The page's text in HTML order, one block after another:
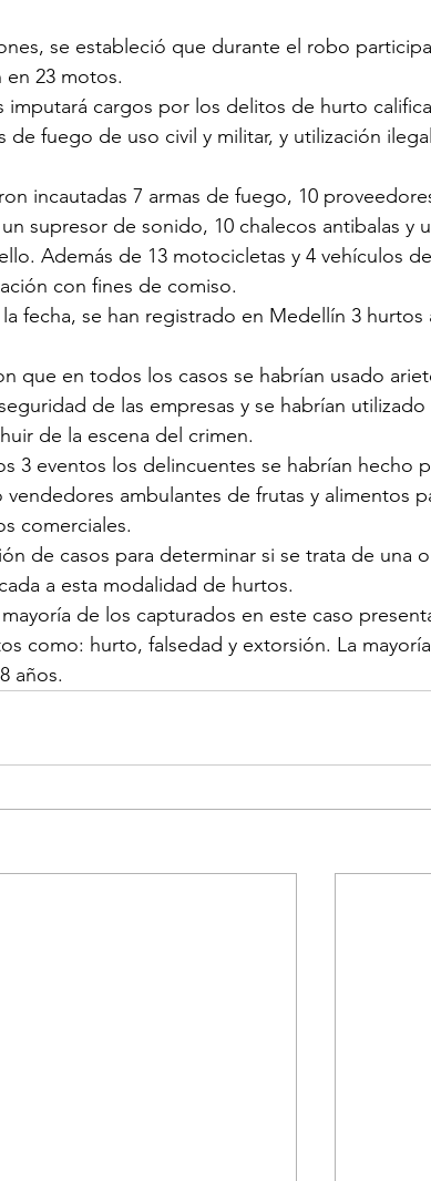
se estableció que durante el robo
23 motos.
imputará cargos por los delitos de hurto
de fuego de uso civil y militar, y utilización
incautadas 7 armas de fuego, 10
supresor de sonido, 10 chalecos antibalas y
Además de 13 motocicletas y 4 vehículos
con fines de comiso.
fecha, se han registrado en Medellín 3 hurtos
que en todos los casos se habrían usado
de las empresas y se habrían utilizado
de la escena del crimen.
3 eventos los delincuentes se habrían hecho
ambulantes de frutas y alimentos
comerciales.
de casos para determinar si se trata de una
a esta modalidad de hurtos.
de los capturados en este caso
como: hurto, falsedad y extorsión. La
años.